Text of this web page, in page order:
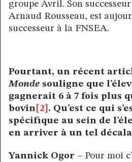
groupe Avril. Son
Arnaud Rousseau, est
successeur à la FNSEA.
Pourtant, un récent
Monde souligne que
gagnerait 6 à 7 fois plus
bovin [2] . Qu’est ce qui
spécifique au sein de
en arriver à un tel
Yannick Ogor – Pour moi